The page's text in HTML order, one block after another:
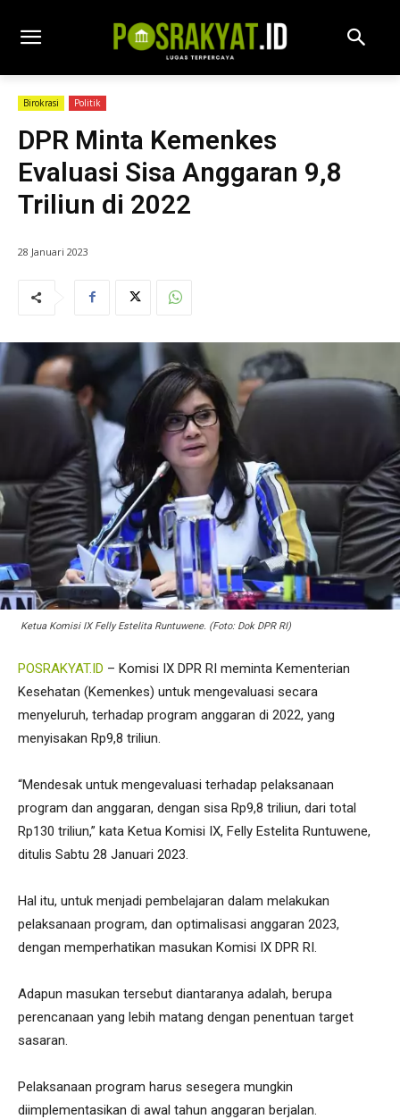
Birokrasi Politik
DPR Minta Kemenkes
Evaluasi Sisa Anggaran 9,8
Triliun di 2022
28 Januari 2023
Ketua Komisi IX Felly Estelita Runtuwene. (Foto: Dok DPR RI)
POSRAKYAT.ID – Komisi IX DPR RI meminta Kementerian
Kesehatan (Kemenkes) untuk mengevaluasi secara
menyeluruh, terhadap program anggaran di 2022, yang
menyisakan Rp9,8 triliun.
“Mendesak untuk mengevaluasi terhadap pelaksanaan
program dan anggaran, dengan sisa Rp9,8 triliun, dari total
Rp130 triliun,” kata Ketua Komisi IX, Felly Estelita Runtuwene,
ditulis Sabtu 28 Januari 2023.
Hal itu, untuk menjadi pembelajaran dalam melakukan
pelaksanaan program, dan optimalisasi anggaran 2023,
dengan memperhatikan masukan Komisi IX DPR RI.
Adapun masukan tersebut diantaranya adalah, berupa
perencanaan yang lebih matang dengan penentuan target
sasaran.
Pelaksanaan program harus sesegera mungkin
diimplementasikan di awal tahun anggaran berjalan.